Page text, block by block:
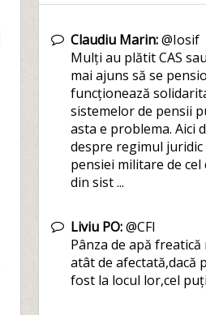
Claudiu Marin:@Iosif
Mulți au plătit CAS
mai ajuns să se
funcționează
sistemelor de pensii
asta e problema. Aici
despre regimul
pensiei militare de
din sist ...
Liviu PO:@CFI
Pânza de apă
atât de afectată,dacă
fost la locul lor,cel